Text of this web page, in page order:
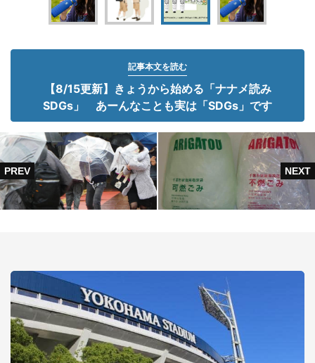
記事本文を読む
【8/15更新】きょうから始める「ナナメ読み
SDGs」 あーんなことも実は「SDGs」です